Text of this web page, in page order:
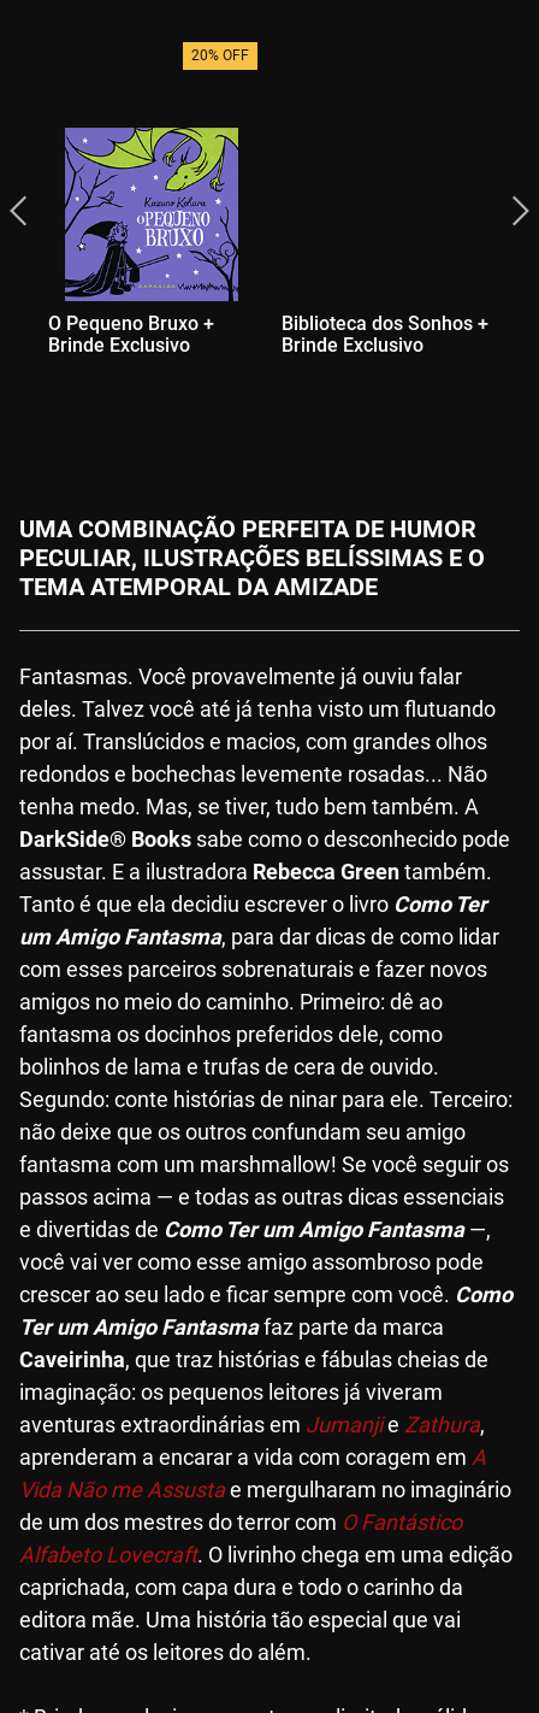
20% OFF
O Pequeno Bruxo +
Brinde Exclusivo
Biblioteca dos Sonhos +
Brinde Exclusivo
UMA COMBINAÇÃO PERFEITA DE HUMOR
PECULIAR, ILUSTRAÇÕES BELÍSSIMAS E O
TEMA ATEMPORAL DA AMIZADE
Fantasmas. Você provavelmente já ouviu falar
deles. Talvez você até já tenha visto um flutuando
por aí. Translúcidos e macios, com grandes olhos
redondos e bochechas levemente rosadas... Não
tenha medo. Mas, se tiver, tudo bem também. A
DarkSide® Books sabe como o desconhecido pode
assustar. E a ilustradora Rebecca Greentambém.
Tanto é que ela decidiu escrever o livro Como Ter
um Amigo Fantasma, para dar dicas de como lidar
com esses parceiros sobrenaturais e fazer novos
amigos no meio do caminho. Primeiro: dê ao
fantasma os docinhos preferidos dele, como
bolinhos de lama e trufas de cera de ouvido.
Segundo: conte histórias de ninar para ele. Terceiro:
não deixe que os outros confundam seu amigo
fantasma com um marshmallow! Se você seguir os
passos acima — e todas as outras dicas essenciais
e divertidas de Como Ter um Amigo Fantasma—,
você vai ver como esse amigo assombroso pode
crescer ao seu lado e ficar sempre com você. Como
Ter um Amigo Fantasmafaz parte da marca
Caveirinha, que traz histórias e fábulas cheias de
imaginação: os pequenos leitores já viveram
aventuras extraordinárias em Jumanjie Zathura,
aprenderam a encarar a vida com coragem em A
Vida Não me Assustae mergulharam no imaginário
de um dos mestres do terror com O Fantástico
Alfabeto Lovecraft. O livrinho chega em uma edição
caprichada, com capa dura e todo o carinho da
editora mãe. Uma história tão especial que vai
cativar até os leitores do além.